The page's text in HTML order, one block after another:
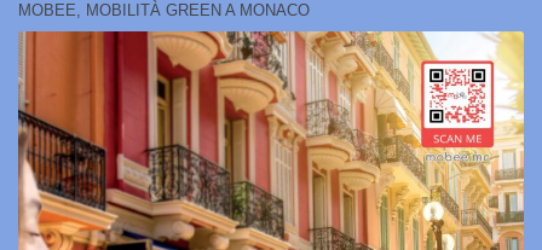
MOBEE, MOBILITÀ GREEN A MONACO